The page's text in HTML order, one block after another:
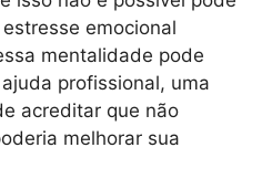
emocional
mentalidade pode
profissional, uma
acreditar que não
melhorar sua